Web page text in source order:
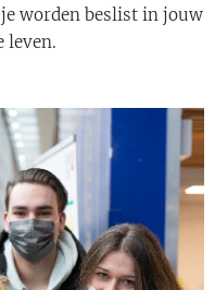
worden beslist in jouw
leven.